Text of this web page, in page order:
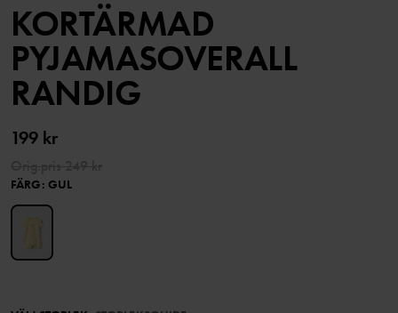
KORTÄRMAD
PYJAMASOVERALL
RANDIG
199 kr
FÄRG: GUL